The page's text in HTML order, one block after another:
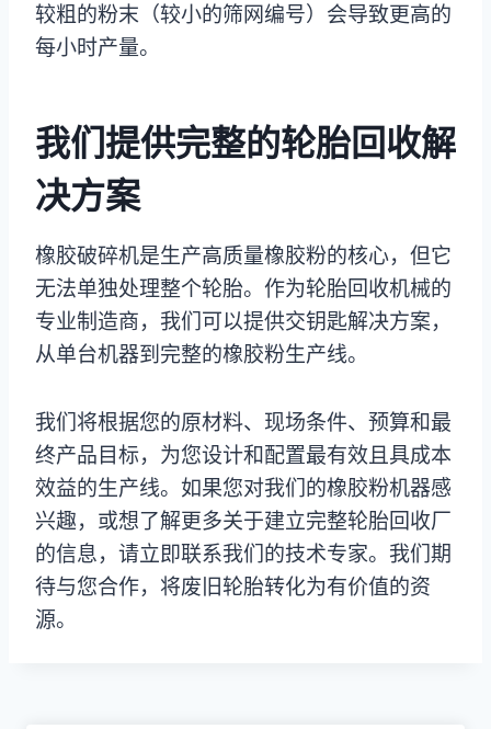
较粗的粉末（较小的筛网编号）会导致更高的
每小时产量。
我们提供完整的轮胎回收解
决方案
橡胶破碎机是生产高质量橡胶粉的核心，但它
无法单独处理整个轮胎。作为轮胎回收机械的
专业制造商，我们可以提供交钥匙解决方案，
从单台机器到完整的橡胶粉生产线。
我们将根据您的原材料、现场条件、预算和最
终产品目标，为您设计和配置最有效且具成本
效益的生产线。如果您对我们的橡胶粉机器感
兴趣，或想了解更多关于建立完整轮胎回收厂
的信息，请立即联系我们的技术专家。我们期
待与您合作，将废旧轮胎转化为有价值的资
源。